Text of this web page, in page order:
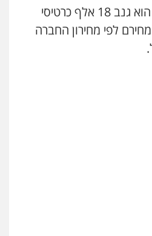
במשך למעלה משנה הוא גנב 18 אלף כרטיסי
לפי מחירון החברה